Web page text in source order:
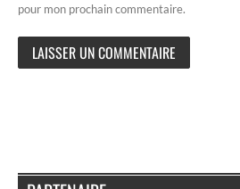
pour mon prochain commentaire.